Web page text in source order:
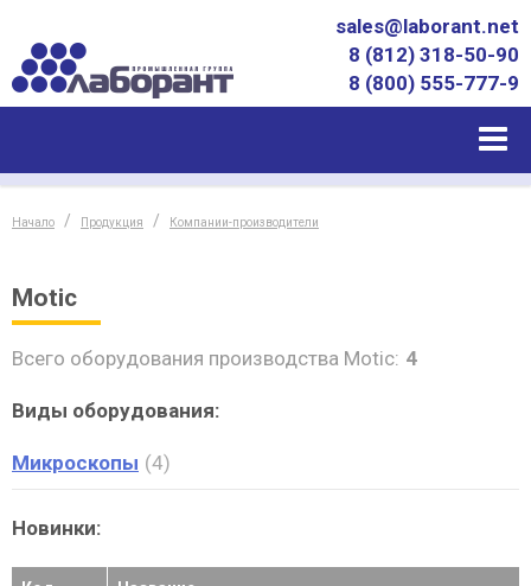
sales@laborant.net
8 (812) 318-50-90
8 (800) 555-777-9
Начало Продукция Компании-производители
Motic
Всего оборудования производства Motic: 4
Виды оборудования:
Микроскопы 4
Новинки: